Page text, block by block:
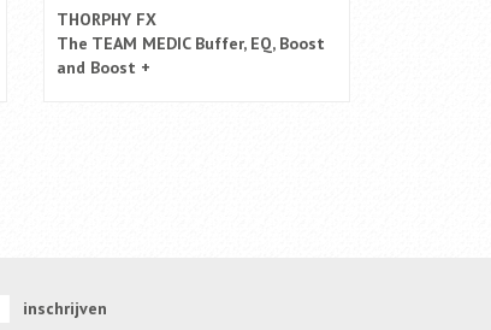
THORPHY FX
The TEAM MEDIC Buffer, EQ, Boost
and Boost +
inschrijven